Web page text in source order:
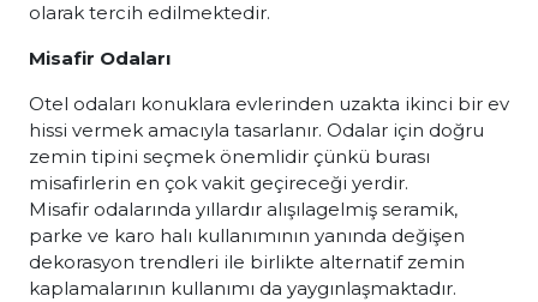
olarak tercih edilmektedir.
Misafir Odaları
Otel odaları konuklara evlerinden uzakta ikinci bir ev
hissi vermek amacıyla tasarlanır. Odalar için doğru
zemin tipini seçmek önemlidir çünkü burası
misafirlerin en çok vakit geçireceği yerdir.
Misafir odalarında yıllardır alışılagelmiş seramik,
parke ve karo halı kullanımının yanında değişen
dekorasyon trendleri ile birlikte alternatif zemin
kaplamalarının kullanımı da yaygınlaşmaktadır.